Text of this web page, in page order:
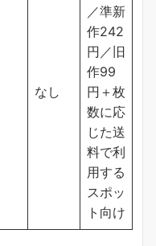
なし
／準新
作242
円／旧
作99
円＋枚
数に応
じた送
料で利
用する
スポッ
ト向け